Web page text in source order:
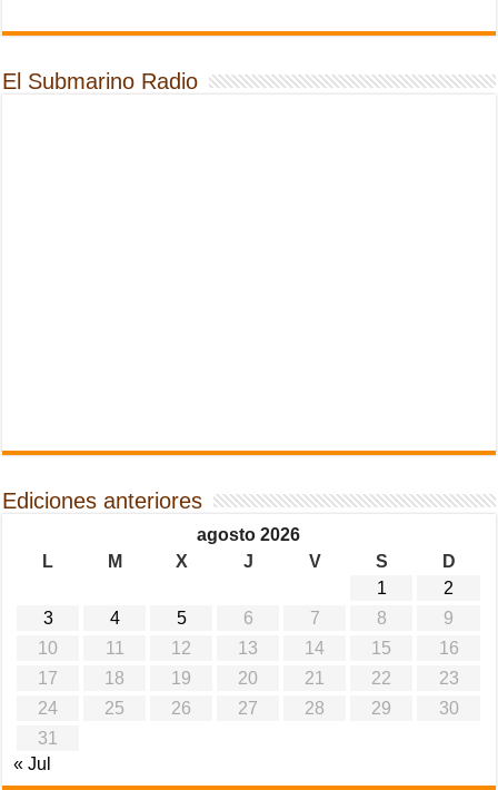
El Submarino Radio
Ediciones anteriores
agosto 2026
L
M X J V S
D
1
2
3
4 5 6 7 8
9
10
11 12 13 14 15
16
17
18 19 20 21 22
23
24
25 26 27 28 29
30
31
« Jul